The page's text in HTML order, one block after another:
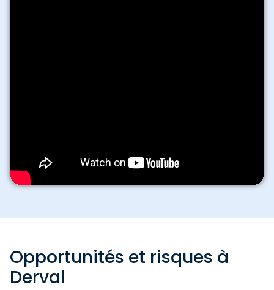
Opportunités et risques à
Derval